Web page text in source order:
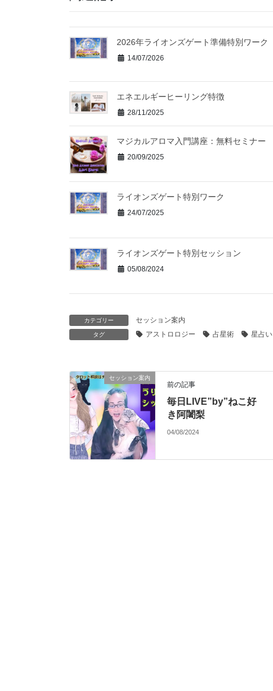
2026年ライオンズゲート準備特別ワーク
14/07/2026
エネエルギーヒーリング特徴
28/11/2025
マジカルアロマ入門講座：無料セミナー
20/09/2025
ライオンズゲート特別ワーク
24/07/2025
ライオンズゲート特別セッション
05/08/2024
カテゴリー セッション案内
タグ アストロロジー 占星術 星占い
セッション案内
前の記事
毎日LIVE”by”ねこ好
き阿闍梨
04/08/2024